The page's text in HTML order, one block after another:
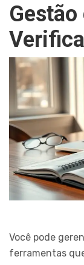
Você pode
ferramentas